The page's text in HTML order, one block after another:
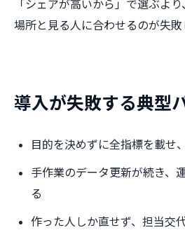
「シェアが高いから」で選ぶよ
場所と見る人に合わせるのが失敗
導入が失敗する典型
目的を決めずに全指標を載せ
手作業のデータ更新が続き、
る
作った人しか直せず、担当交